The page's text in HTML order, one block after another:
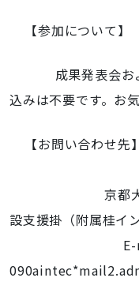
【参加について】
成果発表会およ
込みは不要です。お
【お問
京都大学工学
設支援掛（附属